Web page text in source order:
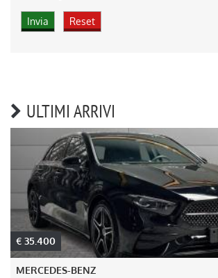
ULTIMI ARRIVI
€ 35.400
MERCEDES-BENZ